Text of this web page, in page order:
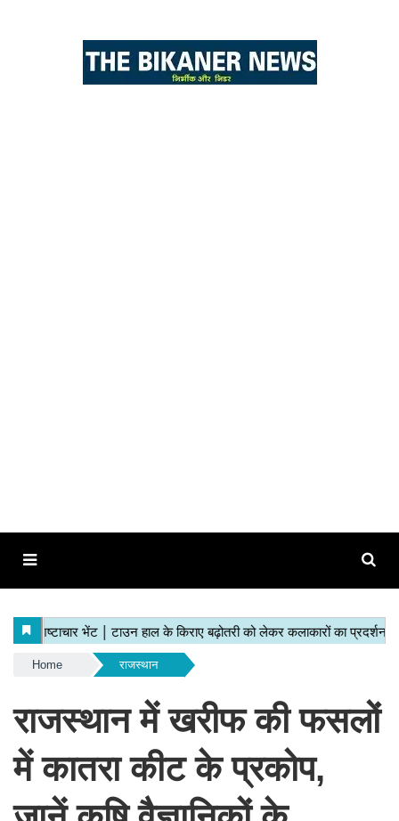
Home राजस्थान
राजस्थान में खरीफ की फसलों
में कातरा कीट के प्रकोप,